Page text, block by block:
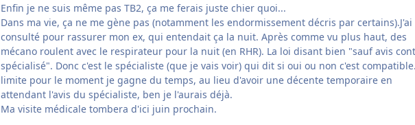
Enfin je ne suis même pas TB2, ça me ferais juste chier quoi...
Dans ma vie, ça ne me gène pas (notamment les endormissement décris par certains).J'ai
consulté pour rassurer mon ex, qui entendait ça la nuit. Après comme vu plus haut, des
mécano roulent avec le respirateur pour la nuit (en RHR). La loi disant bien "sauf avis
spécialisé". Donc c'est le spécialiste (que je vais voir) qui dit si oui ou non c'est
limite pour le moment je gagne du temps, au lieu d'avoir une décente temporaire en
attendant l'avis du spécialiste, ben je l'aurais déjà.
Ma visite médicale tombera d'ici juin prochain.